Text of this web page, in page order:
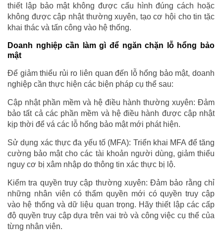
thiết lập bảo mật không được cấu hình đúng cách hoặc
không được cập nhật thường xuyên, tạo cơ hội cho tin tặc
khai thác và tấn công vào hệ thống.
Doanh nghiệp cần làm gì để ngăn chặn lỗ hổng bảo
mật
Để giảm thiểu rủi ro liên quan đến lỗ hổng bảo mật, doanh
nghiệp cần thực hiện các biện pháp cụ thể sau:
Cập nhật phần mềm và hệ điều hành thường xuyên: Đảm
bảo tất cả các phần mềm và hệ điều hành được cập nhật
kịp thời để vá các lỗ hổng bảo mật mới phát hiện.
Sử dụng xác thực đa yếu tố (MFA): Triển khai MFA để tăng
cường bảo mật cho các tài khoản người dùng, giảm thiểu
nguy cơ bị xâm nhập do thông tin xác thực bị lộ.
Kiểm tra quyền truy cập thường xuyên: Đảm bảo rằng chỉ
những nhân viên có thẩm quyền mới có quyền truy cập
vào hệ thống và dữ liệu quan trọng. Hãy thiết lập các cấp
độ quyền truy cập dựa trên vai trò và công việc cụ thể của
từng nhân viên.